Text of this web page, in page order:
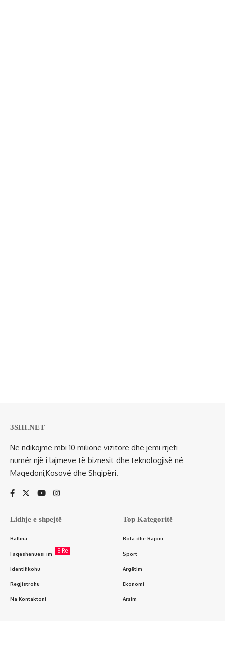
3SHI.NET
Ne ndikojmë mbi 10 milionë vizitorë dhe jemi rrjeti
numër një i lajmeve të biznesit dhe teknologjisë në
Maqedoni,Kosovë dhe Shqipëri.
Lidhje e shpejtë
Ballina
Faqeshënuesi im E Re
Identifikohu
Regjistrohu
Na Kontaktoni
Top Kategoritë
Bota dhe Rajoni
Sport
Argëtim
Ekonomi
Arsim